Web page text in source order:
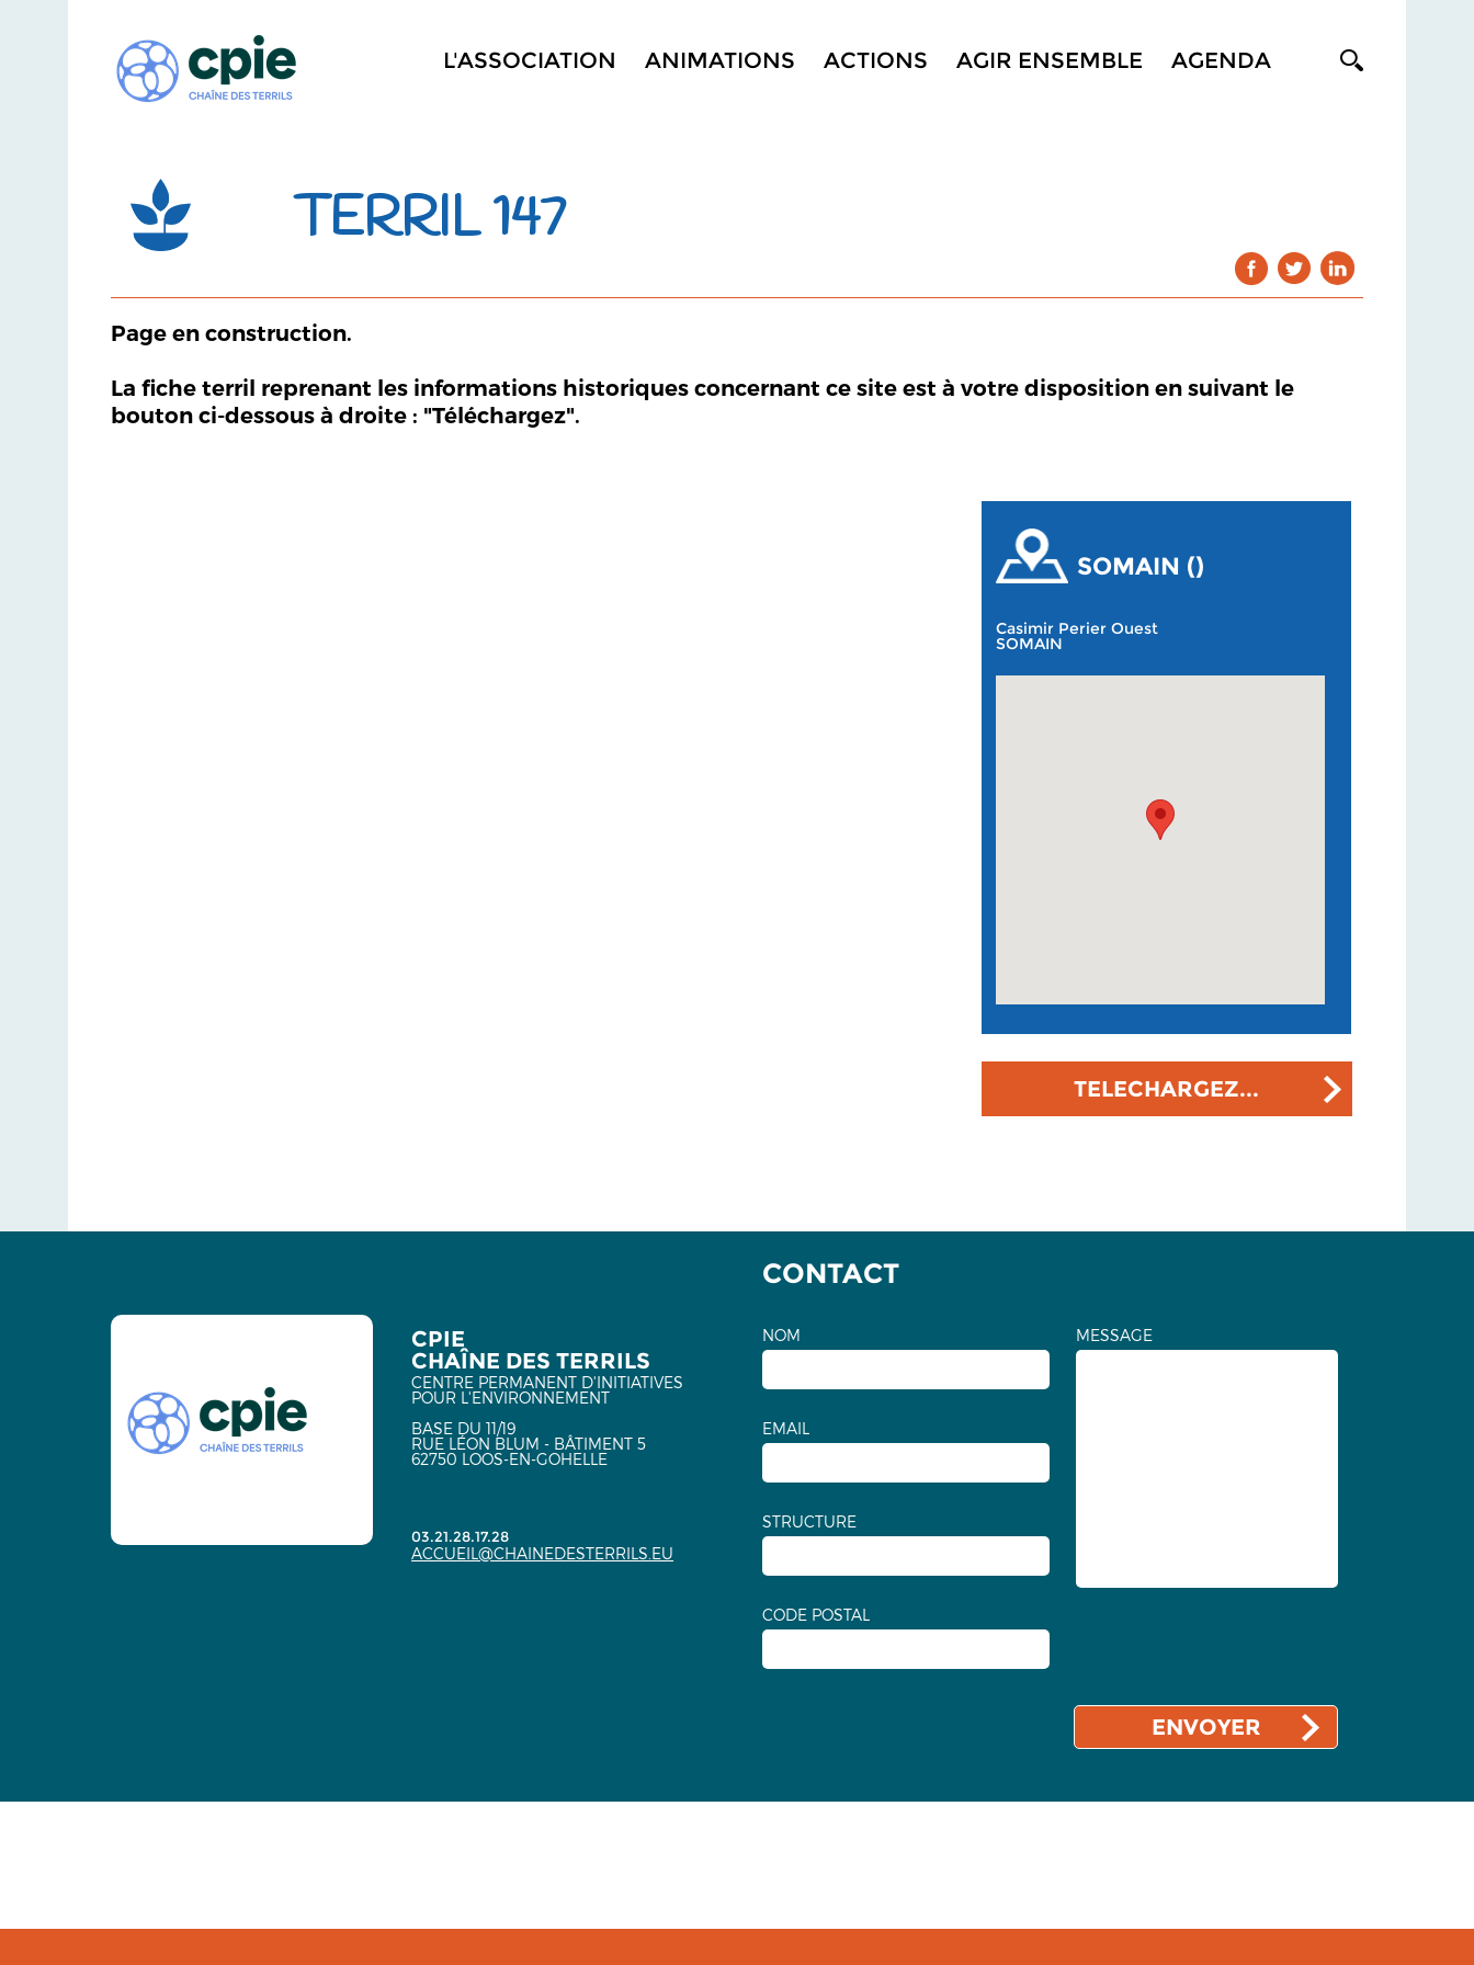
L'ASSOCIATION ANIMATIONS ACTIONS AGIR ENSEMBLE AGENDA
TERRIL 147
Page en construction.
La fiche terril reprenant les informations historiques concernant ce site est à votre disposition en suivant le
bouton ci-dessous à droite : "Téléchargez".
SOMAIN ()
Casimir Perier Ouest
SOMAIN
TELECHARGEZ...
CPIE
CHAÎNE DES TERRILS
CENTRE PERMANENT D'INITIATIVES
POUR L'ENVIRONNEMENT
BASE DU 11/19
RUE LÉON BLUM - BÂTIMENT 5
62750 LOOS-EN-GOHELLE
03.21.28.17.28
ACCUEIL@CHAINEDESTERRILS.EU
CONTACT
NOM
EMAIL
STRUCTURE
CODE POSTAL
MESSAGE